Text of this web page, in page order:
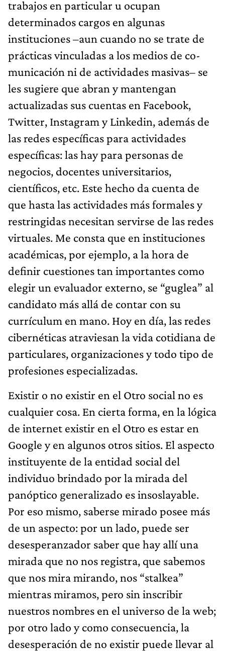
trabajos en particular u ocupan
determinados cargos en algunas
instituciones –aun cuando no se trate de
prácticas vinculadas a los medios de co­
municación ni de actividades masivas– se
les sugiere que abran y mantengan
actualizadas sus cuentas en Facebook,
Twitter, Instagram y Linkedin, además de
las redes específicas para actividades
específicas: las hay para personas de
negocios, docentes universitarios,
científicos, etc. Este hecho da cuenta de
que hasta las actividades más formales y
restringidas necesitan servirse de las redes
virtuales. Me consta que en instituciones
académicas, por ejemplo, a la hora de
definir cuestiones tan importantes como
elegir un evaluador externo, se “guglea” al
candidato más allá de contar con su
currículum en mano. Hoy en día, las redes
cibernéticas atraviesan la vida cotidiana de
particulares, organizaciones y todo tipo de
profesiones especializadas.
Existir o no existir en el Otro social no es
cualquier cosa. En cierta forma, en la lógica
de internet existir en el Otro es estar en
Google y en algunos otros sitios. El aspecto
instituyente de la entidad social del
individuo brindado por la mirada del
panóptico generalizado es insoslayable.
Por eso mismo, saberse mirado posee más
de un aspecto: por un lado, puede ser
desesperanzador saber que hay allí una
mirada que no nos registra, que sabemos
que nos mira mirando, nos “stalkea”
mientras miramos, pero sin inscribir
nuestros nombres en el universo de la web;
por otro lado y como consecuencia, la
desesperación de no existir puede llevar al